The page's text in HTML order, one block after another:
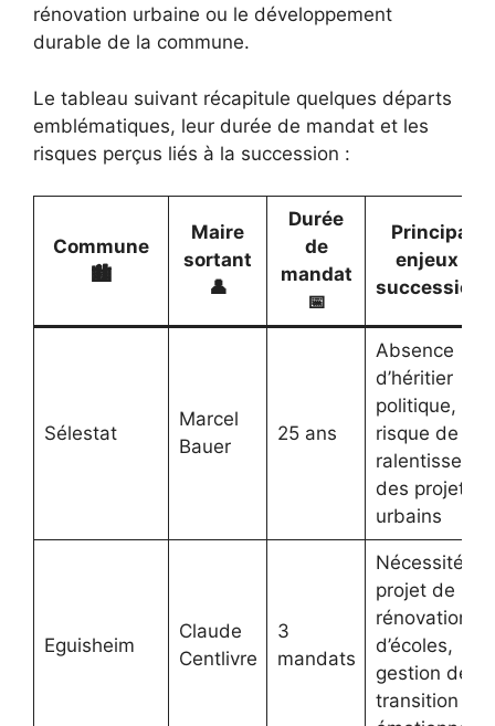
rénovation urbaine ou le développement
durable de la commune.
Le tableau suivant récapitule quelques départs
emblématiques, leur durée de mandat et les
risques perçus liés à la succession :
Commune
🏙️
Maire
sortant
👤
Durée
de
mandat
📅
Principaux
enjeux de
succession
Sélestat
Marcel
Bauer
25 ans
Absence
d’héritier
politique,
risque de
des projets
urbains
Eguisheim
Claude
Centlivre
3
mandats
Nécessité de
projet de
rénovation
d’écoles,
gestion de la
transition